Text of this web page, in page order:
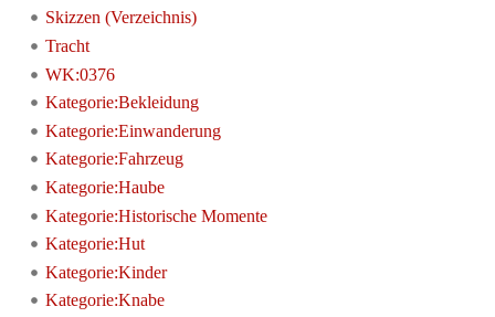
Skizzen (Verzeichnis)
Tracht
WK:0376
Kategorie:Bekleidung
Kategorie:Einwanderung
Kategorie:Fahrzeug
Kategorie:Haube
Kategorie:Historische Momente
Kategorie:Hut
Kategorie:Kinder
Kategorie:Knabe